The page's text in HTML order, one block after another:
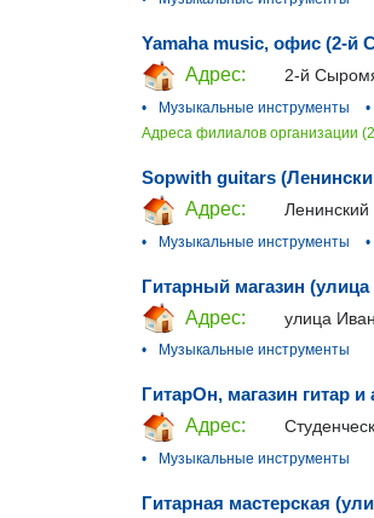
Yamaha music, офис (2-й
Адрес:
2-й
•
Музыкальные инструменты •
Адреса филиалов организации
Sopwith guitars
Адрес:
Ленинский
•
Музыкальные инструменты •
Гитарный магазин
Адрес:
улица
•
Музыкальные инструменты
ГитарОн, магазин гитар
Адрес:
•
Музыкальные инструменты
Гитарная мастерская